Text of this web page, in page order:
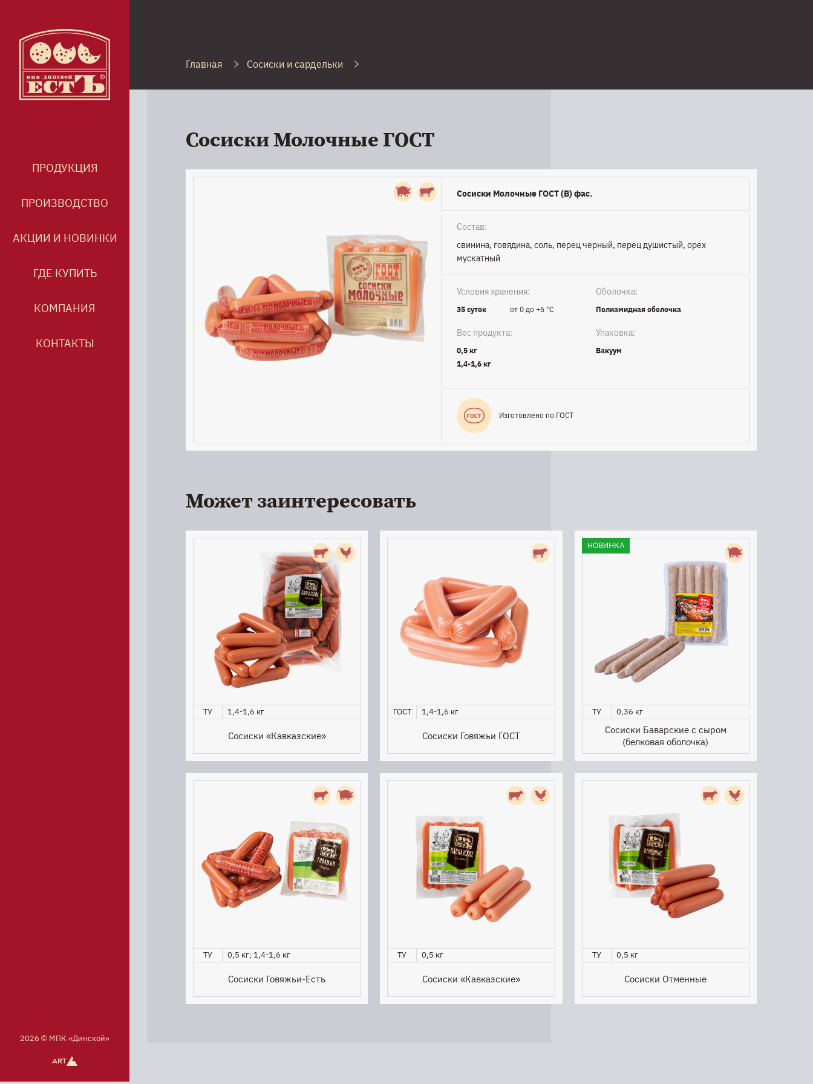
ПРОДУКЦИЯ
ПРОИЗВОДСТВО
АКЦИИ И НОВИНКИ
ГДЕ КУПИТЬ
КОМПАНИЯ
КОНТАКТЫ
Главная Сосиски и сардельки
Сосиски Молочные ГОСТ
Сосиски Молочные ГОСТ (В) фас.
Состав:
свинина, говядина, соль, перец черный, перец душистый, орех
мускатный
Условия хранения:
35 суток от 0 до +6 °C
Оболочка:
Полиамидная оболочка
Вес продукта:
0,5 кг
1,4-1,6 кг
Упаковка:
Вакуум
Изготовлено по ГОСТ
Может заинтересовать
ТУ 1,4-1,6 кг
Сосиски «Кавказские»
ГОСТ 1,4-1,6 кг
Сосиски Говяжьи ГОСТ
НОВИНКА
ТУ 0,36 кг
Сосиски Баварские с сыром
(белковая оболочка)
ТУ 0,5 кг; 1,4-1,6 кг
Сосиски Говяжьи-Естъ
ТУ 0,5 кг
Сосиски «Кавказские»
ТУ 0,5 кг
Сосиски Отменные
2026 © МПК «Динской»